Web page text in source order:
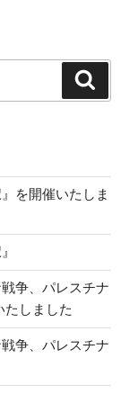
を開催いたしま
争、パレスチナ
たしました
争、パレスチナ